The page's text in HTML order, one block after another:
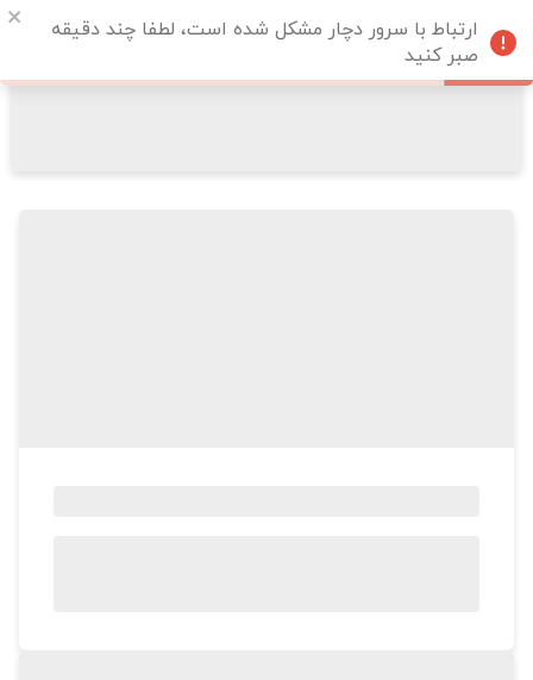
ارتباط با سرور دچار مشکل شده است، لطفا چند دقیقه
صبر کنید